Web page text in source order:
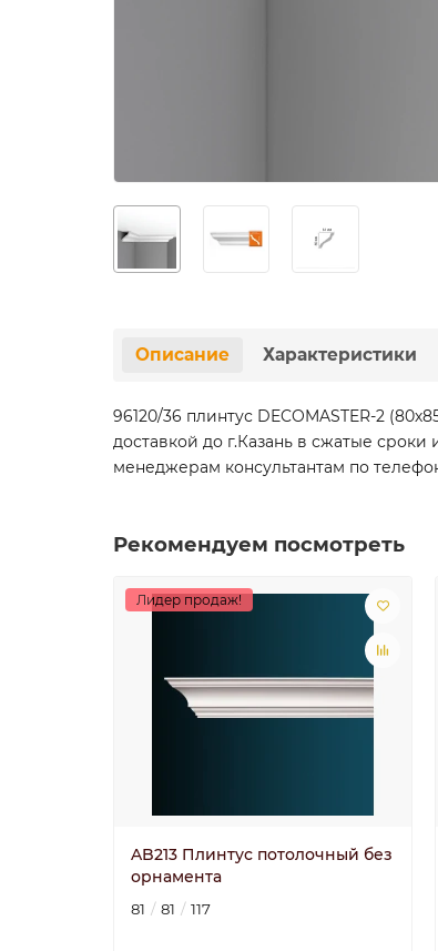
Описание Характеристики
96120/36 плинтус DECOMASTER-2
доставкой до г.Казань в сжатые
менеджерам консультантам по
Рекомендуем посмотреть
Лидер продаж!
AB213 Плинтус потолочный без
орнамента
81 81 117